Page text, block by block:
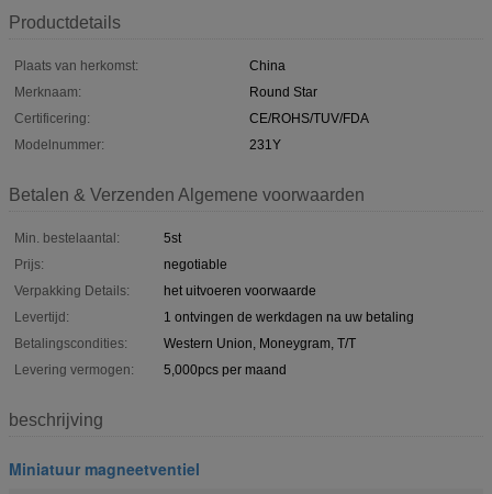
Productdetails
Plaats van herkomst:
China
Merknaam:
Round Star
Certificering:
CE/ROHS/TUV/FDA
Modelnummer:
231Y
Betalen & Verzenden Algemene voorwaarden
Min. bestelaantal:
5st
Prijs:
negotiable
Verpakking Details:
het uitvoeren voorwaarde
Levertijd:
1 ontvingen de werkdagen na uw betaling
Betalingscondities:
Western Union, Moneygram, T/T
Levering vermogen:
5,000pcs per maand
beschrijving
Miniatuur magneetventiel